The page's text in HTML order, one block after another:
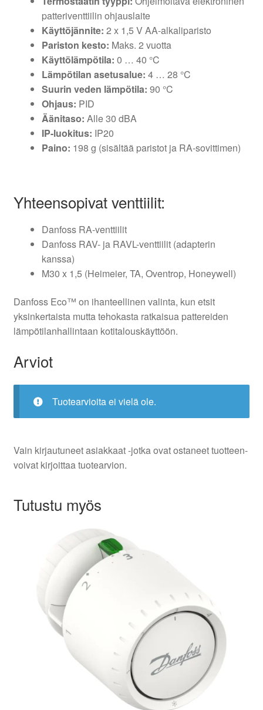
patteriventtiilin ohjauslaite
Käyttöjännite: 2 x 1,5 V AA-alkaliparisto
Pariston kesto: Maks. 2 vuotta
Käyttölämpötila: 0 … 40 °C
Lämpötilan asetusalue: 4 … 28 °C
Suurin veden lämpötila: 90 °C
Ohjaus: PID
Äänitaso: Alle 30 dBA
IP-luokitus: IP20
Paino: 198 g (sisältää paristot ja RA-sovittimen)
Yhteensopivat venttiilit:
Danfoss RA-venttiilit
Danfoss RAV- ja RAVL-venttiilit (adapterin
kanssa)
M30 x 1,5 (Heimeier, TA, Oventrop, Honeywell)
Danfoss Eco™ on ihanteellinen valinta, kun etsit
yksinkertaista mutta tehokasta ratkaisua pattereiden
lämpötilanhallintaan kotitalouskäyttöön.
Arviot
Tuotearvioita ei vielä ole.
Vain kirjautuneet asiakkaat -jotka ovat ostaneet tuotteen-
voivat kirjoittaa tuotearvion.
Tutustu myös